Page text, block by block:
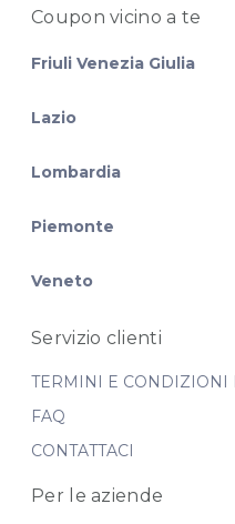
Coupon vicinoa te
Friuli Venezia Giulia
Lazio
Lombardia
Piemonte
Veneto
Servizio clienti
TERMINI E CONDIZIONI
FAQ
CONTATTACI
Per le aziende